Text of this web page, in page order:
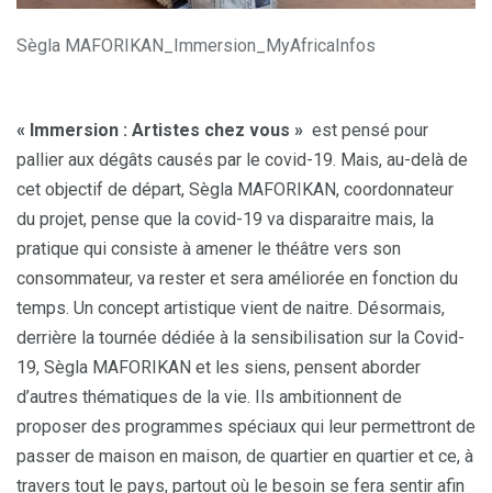
Sègla MAFORIKAN_Immersion_MyAfricaInfos
« Immersion : Artistes chez vous » est pensé pour
pallier aux dégâts causés par le covid-19. Mais, au-delà de
cet objectif de départ, Sègla MAFORIKAN, coordonnateur
du projet, pense que la covid-19 va disparaitre mais, la
pratique qui consiste à amener le théâtre vers son
consommateur, va rester et sera améliorée en fonction du
temps. Un concept artistique vient de naitre. Désormais,
derrière la tournée dédiée à la sensibilisation sur la Covid-
19, Sègla MAFORIKAN et les siens, pensent aborder
d’autres thématiques de la vie. Ils ambitionnent de
proposer des programmes spéciaux qui leur permettront de
passer de maison en maison, de quartier en quartier et ce, à
travers tout le pays, partout où le besoin se fera sentir afin